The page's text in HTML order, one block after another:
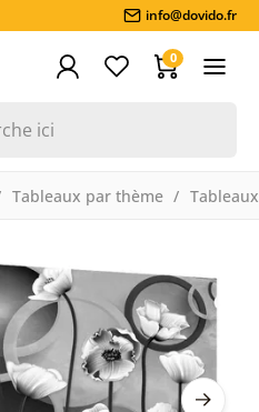
info@dovido.fr
0
Tableaux par thème